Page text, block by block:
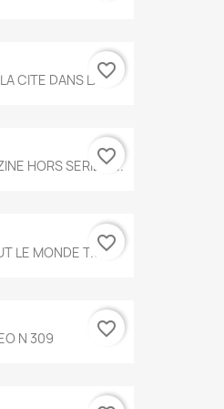
CITE DANS LA...
favorite_border
HORS SERIE N...
favorite_border
LE MONDE T.546
favorite_border
N 309 favorite_border